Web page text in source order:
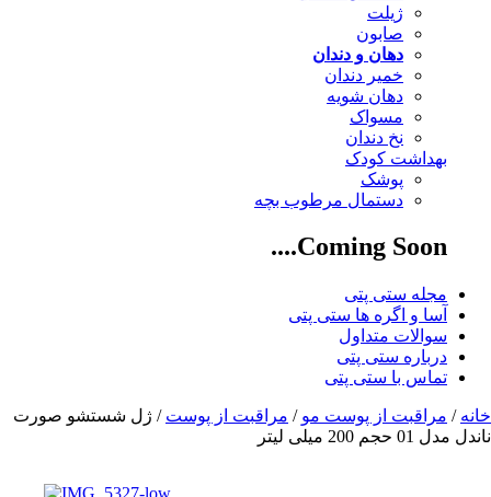
ژیلت
صابون
دهان و دندان
خمیر دندان
دهان شویه
مسواک
نخ دندان
بهداشت کودک
پوشک
دستمال مرطوب بچه
Coming Soon....
مجله ستی پتی
آسا و اگره ها ستی پتی
سوالات متداول
درباره ستی پتی
تماس با ستی پتی
خانه / مراقبت از پوست مو / مراقبت از پوست / ژل شستشو صورت
ناندل مدل 01 حجم 200 میلی لیتر